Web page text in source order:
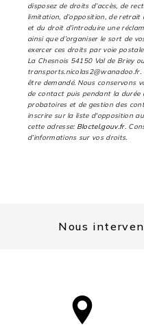
disposez de droits d’accès, de
limitation, d’opposition, de
et du droit d’introduire une
ainsi que d’organiser le sort de
exercer ces droits par voie
La Chesnois 54150 Val de Briey
être demandé. Nous conservons
de contact puis pendant la durée
probatoires et de gestion des
inscrire sur la liste d'opposition
cette adresse: Bloctel.gouv.fr.
d’informations sur vos droits.
Nous